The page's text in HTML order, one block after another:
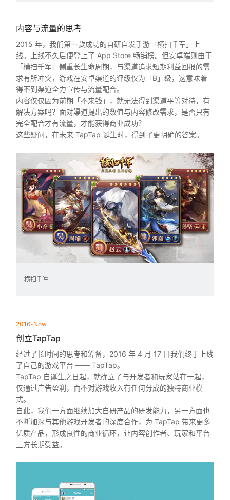
内容与流量的思考
2015 年，我们第一款成功的自研自发手游「横扫千军」上
线。上线不久后便登上了 App Store 畅销榜。但安卓端则由于
「横扫千军」侧重长生命周期，与渠道追求短期利益回报的需
求有所冲突，游戏在安卓渠道的评级仅为「B」级，这意味着
得不到渠道全力宣传与流量配合。
内容仅仅因为前期「不来钱」，就无法得到渠道平等对待，有
解决方案吗？面对渠道提出的数值与内容修改需求，是否只有
完全配合才有流量，才能获得商业成功？
这些疑问，在未来 TapTap 诞生时，得到了更明确的答案。
横扫千军
2016-Now
创立TapTap
经过了长时间的思考和筹备，2016 年 4 月 17 日我们终于上线
了自己的游戏平台 —— TapTap。
TapTap 自诞生之日起，就确立了与开发者和玩家站在一起，
仅通过广告盈利，而不对游戏收入有任何分成的独特商业模
式。
自此，我们一方面继续加大自研产品的研发能力，另一方面也
不断加深与其他游戏开发者的深度合作，为 TapTap 带来更多
优质产品，形成良性的商业循环，让内容创作者、玩家和平台
三方长期受益。